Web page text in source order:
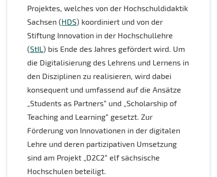
Projektes, welches von der Hochschuldidaktik
Sachsen (HDS) koordiniert und von der
Stiftung Innovation in der Hochschullehre
(StIL) bis Ende des Jahres gefördert wird. Um
die Digitalisierung des Lehrens und Lernens in
den Disziplinen zu realisieren, wird dabei
konsequent und umfassend auf die Ansätze
„Students as Partners“ und „Scholarship of
Teaching and Learning“ gesetzt. Zur
Förderung von Innovationen in der digitalen
Lehre und deren partizipativen Umsetzung
sind am Projekt „D2C2“ elf sächsische
Hochschulen beteiligt.